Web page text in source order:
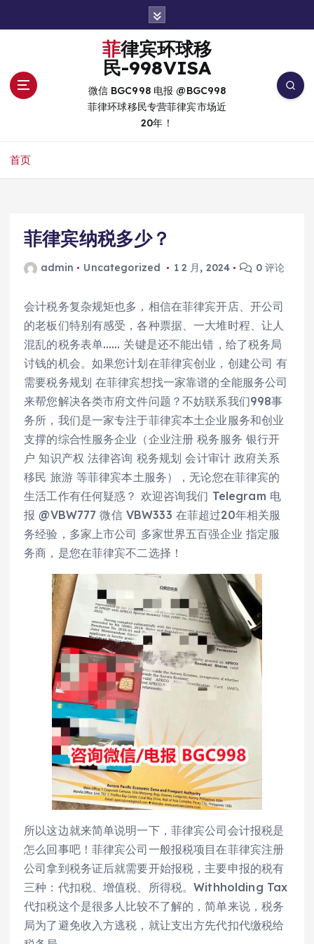
菲律宾环球移
民-998VISA
微信 BGC998 电报 @BGC998
菲律环球移民专营菲律宾市场近
20年！
首页
菲律宾纳税多少？
admin Uncategorized 1 2 月, 2024 0 评论
会计税务复杂规矩也多，相信在菲律宾开店、开公司
的老板们特别有感受，各种票据、一大堆时程、让人
混乱的税务表单…… 关键是还不能出错，给了税务局
讨钱的机会。如果您计划在菲律宾创业，创建公司 有
需要税务规划 在菲律宾想找一家靠谱的全能服务公司
来帮您解决各类市府文件问题？不妨联系我们998事
务所，我们是一家专注于菲律宾本土企业服务和创业
支撑的综合性服务企业（企业注册 税务服务 银行开
户 知识产权 法律咨询 税务规划 会计审计 政府关系
移民 旅游 等菲律宾本土服务），无论您在菲律宾的
生活工作有任何疑惑？ 欢迎咨询我们 Telegram 电
报 @VBW777 微信 VBW333 在菲超过20年相关服
务经验，多家上市公司 多家世界五百强企业 指定服
务商，是您在菲律宾不二选择！
所以这边就来简单说明一下，菲律宾公司会计报税是
怎么回事吧！菲律宾公司一般报税项目在菲律宾注册
公司拿到税务证后就需要开始报税，主要申报的税有
三种：代扣税、增值税、所得税。Withholding Tax
代扣税这个是很多人比较不了解的，简单来说，税务
局为了避免收入方逃税，就让支出方先代扣代缴税给